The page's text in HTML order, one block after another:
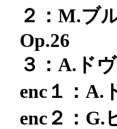
２：M.ブ
Op.26
３：A.ド
enc１：
enc２：